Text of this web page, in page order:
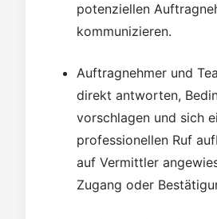
potenziellen
kommunizieren.
Auftragnehmer und
direkt antworten,
vorschlagen und sich
professionellen Ruf
auf Vermittler
Zugang oder